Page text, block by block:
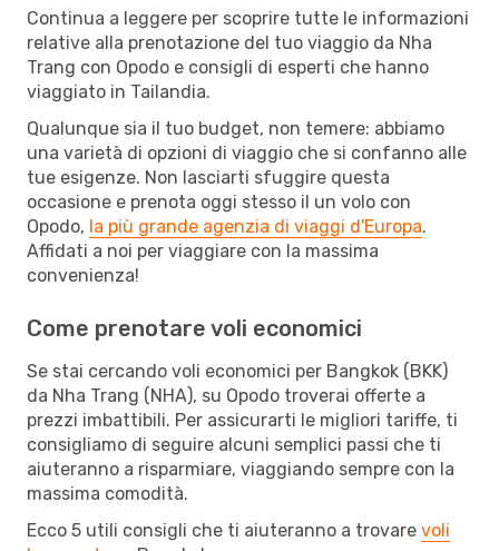
Continua a leggere per scoprire tutte le informazioni
relative alla prenotazione del tuo viaggio da Nha
Trang con Opodo e consigli di esperti che hanno
viaggiato in Tailandia.
Qualunque sia il tuo budget, non temere: abbiamo
una varietà di opzioni di viaggio che si confanno alle
tue esigenze. Non lasciarti sfuggire questa
occasione e prenota oggi stesso il un volo con
Opodo, la più grande agenzia di viaggi d'Europa.
Affidati a noi per viaggiare con la massima
convenienza!
Come prenotare voli economici
Se stai cercando voli economici per Bangkok (BKK)
da Nha Trang (NHA), su Opodo troverai offerte a
prezzi imbattibili. Per assicurarti le migliori tariffe, ti
consigliamo di seguire alcuni semplici passi che ti
aiuteranno a risparmiare, viaggiando sempre con la
massima comodità.
Ecco 5 utili consigli che ti aiuteranno a trovare voli